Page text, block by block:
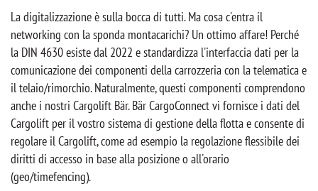
La digitalizzazione è sulla bocca di tutti. Ma cosa c'entra il
networking con la sponda montacarichi? Un ottimo affare! Perché
la DIN 4630 esiste dal 2022 e standardizza l'interfaccia dati per la
comunicazione dei componenti della carrozzeria con la telematica e
il telaio/rimorchio. Naturalmente, questi componenti comprendono
anche i nostri Cargolift Bär. Bär CargoConnect vi fornisce i dati del
Cargolift per il vostro sistema di gestione della flotta e consente di
regolare il Cargolift, come ad esempio la regolazione flessibile dei
diritti di accesso in base alla posizione o all'orario
(geo/timefencing).